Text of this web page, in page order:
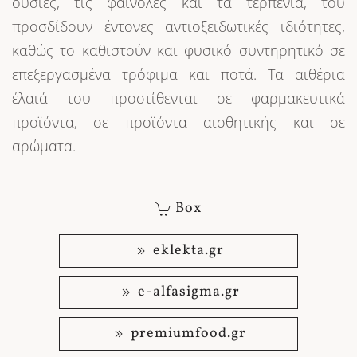
προσδίδουν έντονες αντιοξειδωτικές ιδιότητες,
καθώς το καθιστούν και φυσικό συντηρητικό σε
επεξεργασμένα τρόφιμα και ποτά. Τα αιθέρια
έλαιά του προστίθενται σε φαρμακευτικά
προϊόντα, σε προϊόντα αισθητικής και σε
αρώματα.
Box
eklekta.gr
e-alfasigma.gr
premiumfood.gr